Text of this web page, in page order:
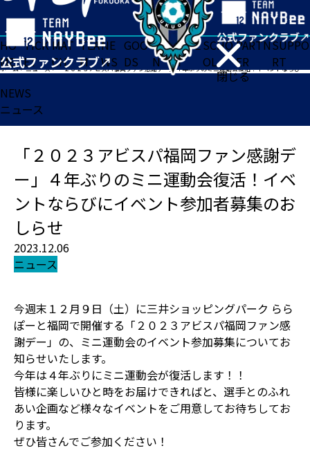
閉じる
HO
ME
TICK
ET
MAT
CH
TEA
M
NE
WS
GOO
DS
FA
N
ACADE
MY
SCHO
OL
PARTN
ER
SUPPO
RT
ホーム>ニュース>「２０２３アビスパ福岡ファン感謝デー」４年ぶりのミニ運動会復活！イベントならびにイベント参加者募集のおしらせ
NEWS
ニュース
「２０２３アビスパ福岡ファン感謝デ
ー」４年ぶりのミニ運動会復活！イベ
ントならびにイベント参加者募集のお
しらせ
2023.12.06
ニュース
今週末１２月９日（土）に三井ショッピングパーク らら
ぽーと福岡で開催する「２０２３アビスパ福岡ファン感
謝デー」の、ミニ運動会のイベント参加募集についてお
知らせいたします。
今年は４年ぶりにミニ運動会が復活します！！
皆様に楽しいひと時をお届けできればと、選手とのふれ
あい企画など様々なイベントをご用意してお待ちしてお
ります。
ぜひ皆さんでご参加ください！